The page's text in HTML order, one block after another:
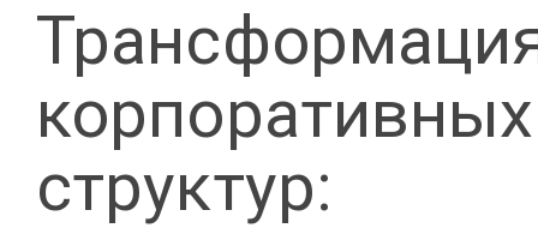
корпоративных
структур: